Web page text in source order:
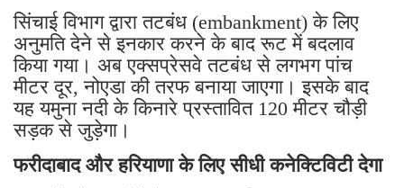
सिंचाई विभाग द्वारा तटबंध (embankment) के लिए
अनुमति देने से इनकार करने के बाद रूट में बदलाव
किया गया। अब एक्सप्रेसवे तटबंध से लगभग पांच
मीटर दूर, नोएडा की तरफ बनाया जाएगा। इसके बाद
यह यमुना नदी के किनारे प्रस्तावित 120 मीटर चौड़ी
सड़क से जुड़ेगा।
फरीदाबाद और हरियाणा के लिए सीधी कनेक्टिविटी देगा